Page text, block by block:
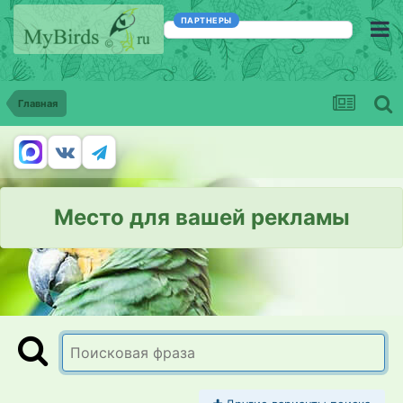
ПАРТНЕРЫ
Главная
Место для вашей рекламы